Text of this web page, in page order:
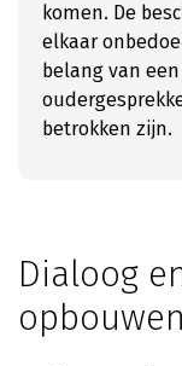
komen. De
elkaar
belang van
betrokken zijn.
Dialoog
opbouwen